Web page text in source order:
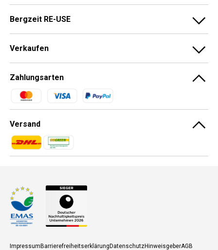
Bergzeit RE-USE
Verkaufen
Zahlungsarten
Zahlungsmethoden
Versand
Zahlungsmethoden
Zahlungsmethoden
ImpressumBarrierefreiheitserklärungDatenschutzHinweisgeberAGB